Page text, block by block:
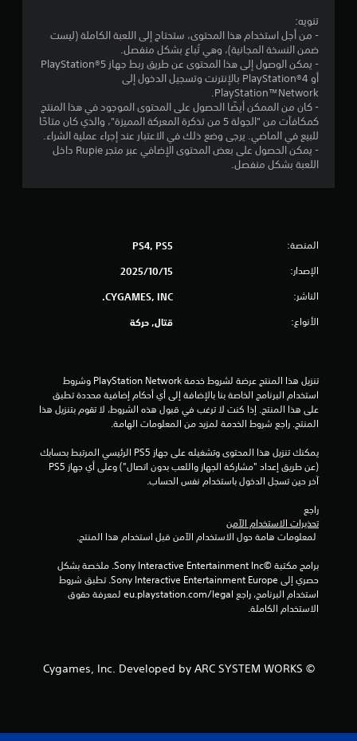
تنويه:
- من أجل استخدام هذا المحتوى، ستحتاج إلى اللعبة الكاملة (ليست
ضمن النسخة المجانية)، وهي تُباع بشكل منفصل.
- يمكن الوصول إلى هذا المحتوى عن طريق ربط جهاز PlayStation®5
أو PlayStation®4 بالإنترنت وتسجيل الدخول إلى
PlayStation™Network.
- كان من الممكن أيضًا الحصول على المحتوى الموجود في هذا المنتج
كمكافآت من "الجولة 5 من تذكرة المعركة المميزة"، والذي كان متاحًا
للبيع في الماضي. يرجى وضع ذلك في الاعتبار عند إجراء عملية الشراء.
- يمكن الحصول على بعض المحتوى الإضافي عبر متجر Rupie داخل
اللعبة بشكل منفصل.
المنصة: PS4, PS5
الإصدار: 15‏/10‏/2025
الناشر: CYGAMES, INC.
الأنواع: قتال, حركة
المنتج. راجع شروط الخدمة لمزيد من المعلومات الهامة.
آخر حين تسجل الدخول باستخدام نفس الحساب.
راجع
تحذيرات الاستخدام الآمن
الاستخدام الكاملة.
© Cygames, Inc. Developed by ARC SYSTEM WORKS